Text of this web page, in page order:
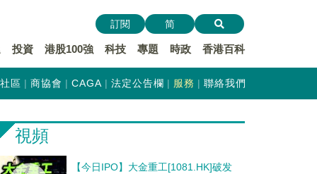
投資 港股100強 科技 專題 時政 香港百科
訂閱 简
社區 商協會 CAGA 法定公告欄 服務 聯絡我們
視頻
【今日IPO】大金重工[1081.HK]破发